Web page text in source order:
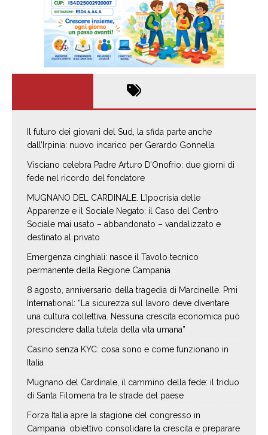
Il futuro dei giovani del Sud, la sfida parte anche
dall’Irpinia: nuovo incarico per Gerardo Gonnella
Visciano celebra Padre Arturo D’Onofrio: due giorni di
fede nel ricordo del fondatore
MUGNANO DEL CARDINALE. L’Ipocrisia delle
Apparenze e il Sociale Negato: il Caso del Centro
Sociale mai usato – abbandonato – vandalizzato e
destinato al privato
Emergenza cinghiali: nasce il Tavolo tecnico
permanente della Regione Campania
8 agosto, anniversario della tragedia di Marcinelle. Pmi
International: “La sicurezza sul lavoro deve diventare
una cultura collettiva. Nessuna crescita economica può
prescindere dalla tutela della vita umana”
Casino senza KYC: cosa sono e come funzionano in
Italia
Mugnano del Cardinale, il cammino della fede: il triduo
di Santa Filomena tra le strade del paese
Forza Italia apre la stagione del congresso in
Campania: obiettivo consolidare la crescita e preparare